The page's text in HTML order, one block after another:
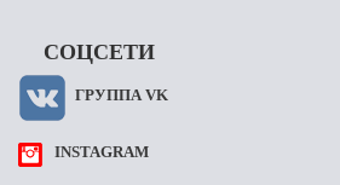
СОЦСЕТИ
ГРУППА VK
INSTAGRAM